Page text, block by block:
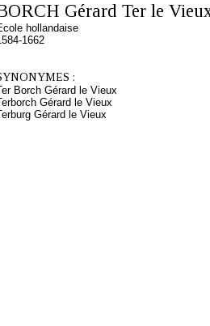
Gérard Ter le
hollandaise
1662
:
Borch Gérard le Vieux
Gérard le Vieux
Gérard le Vieux